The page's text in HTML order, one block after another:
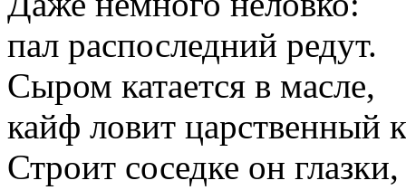
пал распоследний редут.
Сыром катается в масле,
кайф ловит царственный
Строит соседке он глазки,